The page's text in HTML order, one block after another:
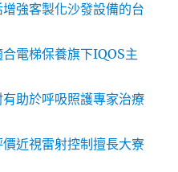
強客製化沙發設備的台
電梯保養旗下IQOS主
助於呼吸照護專家治療
近視雷射控制擅長大寮